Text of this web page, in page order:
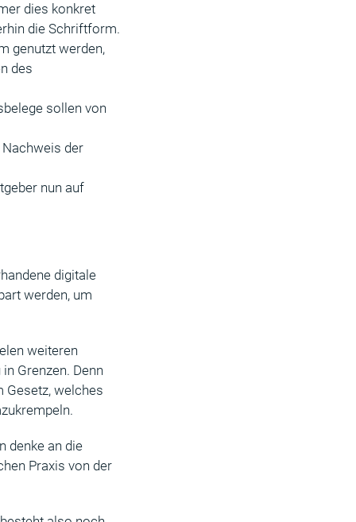
dies konkret
die Schriftform.
genutzt werden,
des
sollen von
Nachweis der
nun auf
digitale
werden, um
weiteren
Grenzen. Denn
Gesetz, welches
denke an die
Praxis von der